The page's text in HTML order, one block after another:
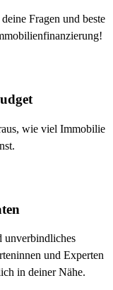
Fragen und beste
wie viel Immobilie
unverbindliches
und Experten
in deiner Nähe.